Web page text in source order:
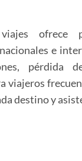
ofrece
e
pérdida
viajeros
destino y